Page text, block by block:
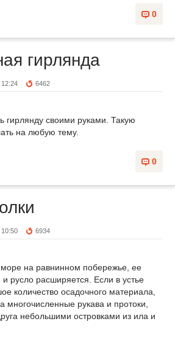
0
гирлянда
6462
гирлянду своими руками. Такую
на любую тему.
0
6934
море на равнинном побережье, ее
русло расширяется. Если в устье
количество осадочного материала,
многочисленные рукава и протоки,
небольшими островками из ила и